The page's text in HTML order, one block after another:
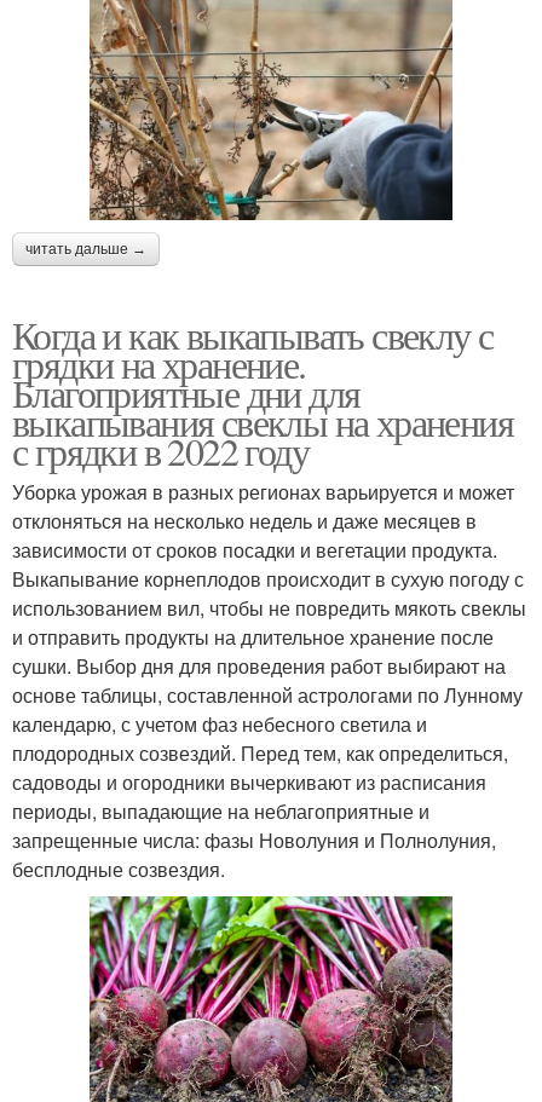
читать дальше →
Когда и как выкапывать свеклу с
грядки на хранение.
Благоприятные дни для
выкапывания свеклы на хранения
с грядки в 2022 году
Уборка урожая в разных регионах варьируется и может
отклоняться на несколько недель и даже месяцев в
зависимости от сроков посадки и вегетации продукта.
Выкапывание корнеплодов происходит в сухую погоду с
использованием вил, чтобы не повредить мякоть свеклы
и отправить продукты на длительное хранение после
сушки. Выбор дня для проведения работ выбирают на
основе таблицы, составленной астрологами по Лунному
календарю, с учетом фаз небесного светила и
плодородных созвездий. Перед тем, как определиться,
садоводы и огородники вычеркивают из расписания
периоды, выпадающие на неблагоприятные и
запрещенные числа: фазы Новолуния и Полнолуния,
бесплодные созвездия.